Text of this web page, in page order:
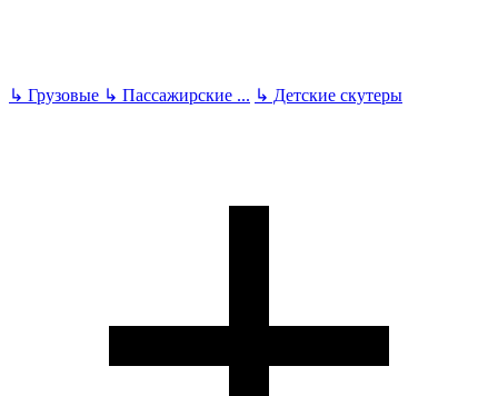
↳ Грузовые ↳ Пассажирские ... ↳ Детские скутеры